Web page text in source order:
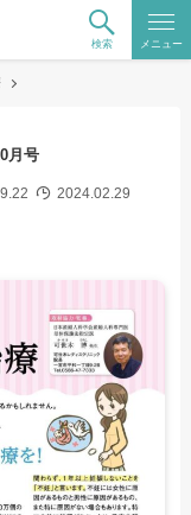
検索 メニュー
月号
2024.02.29